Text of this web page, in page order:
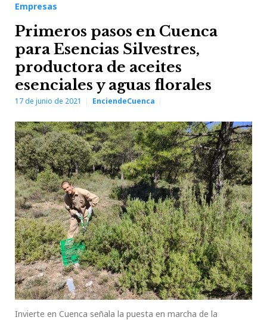
Empresas
Primeros pasos en Cuenca
para Esencias Silvestres,
productora de aceites
esenciales y aguas florales
17 de junio de 2021 EnciendeCuenca
Invierte en Cuenca señala la puesta en marcha de la